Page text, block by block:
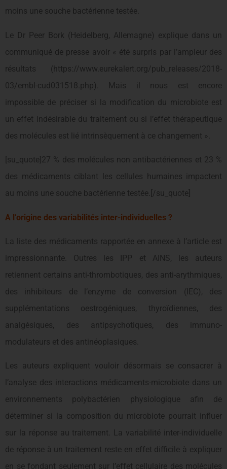
moins une souche bactérienne testée.
Le Dr Peer Bork (Heidelberg, Allemagne) explique dans un
communiqué de presse avoir « été surpris par l’ampleur des
résultats (https://www.eurekalert.org/pub_releases/2018-
03/embl-cud031518.php). Mais il nous est encore
impossible de préciser si la modification du microbiote est
un effet indésirable du traitement ou si l’effet thérapeutique
des molécules est lié intrinsèquement à ce changement ».
[su_quote]27 % des molécules non antibactériennes et 23 %
des médicaments ciblant les cellules humaines impactent
au moins une souche bactérienne testée.[/su_quote]
A l’origine des variabilités inter-individuelles ?
La liste des médicaments rapportée en annexe à l’article est
impressionnante. Outres les IPP et AINS, les auteurs
retiennent certains anti-thrombotiques, des anti-arythmiques,
des inhibiteurs de l’enzyme de conversion (IEC), des
supplémentations oestrogéniques, thyroïdiennes, des
analgésiques, des antipsychotiques, des immuno-
modulateurs et des antinéoplasiques.
Les auteurs expliquent vouloir désormais se consacrer à
l’analyse des interactions médicaments-microbiote dans un
environnements polybactérien physiologique afin de
déterminer si la composition du microbiote pourrait influer
sur la réponse au traitement. La variabilité inter-individuelle
de réponse à un traitement reste en effet difficile à expliquer
en se fondant seulement sur l’effet cellulaire des molécules